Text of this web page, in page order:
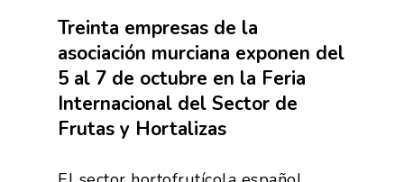
Treinta empresas de la
asociación murciana exponen del
5 al 7 de octubre en la Feria
Internacional del Sector de
Frutas y Hortalizas